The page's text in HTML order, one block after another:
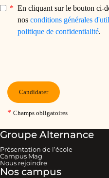
Groupe Alternance
Présentation de l’école
Campus Mag
Nous rejoindre
Nos campus